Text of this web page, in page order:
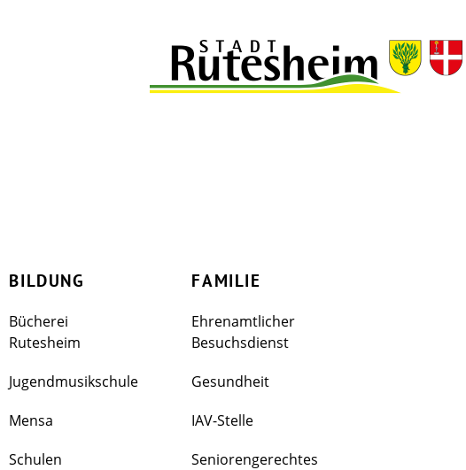
FAMILIE
BILDUNG
BILDUNG
Bücherei
Rutesheim
Jugendmusikschule
Mensa
Schulen
FAMILIE
Ehrenamtlicher
Besuchsdienst
Gesundheit
IAV-Stelle
Seniorengerechtes